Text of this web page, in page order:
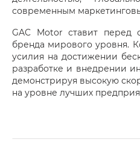
современным
GAC Motor ставит перед
бренда мирового уровня.
усилия на достижении
разработке и внедрении
демонстрируя высокую
на уровне лучших